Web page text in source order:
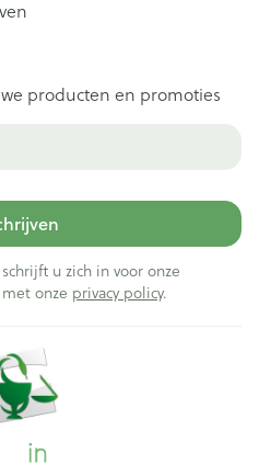
producten en promoties
u zich in voor onze
onze privacy policy.